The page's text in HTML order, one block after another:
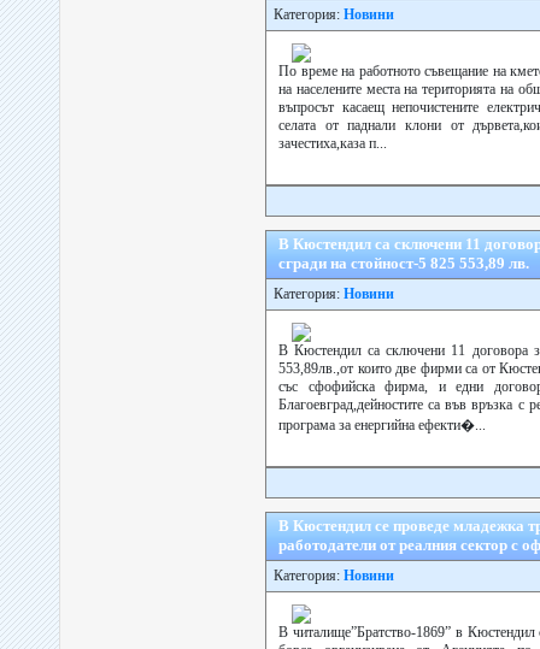
Категория: Новини
По време на работното съвещание на
на населените места на територията на
въпросът касаещ непочистените
селата от паднали клони от
зачестиха,каза п...
В Кюстендил са сключени 11
сгради на стойност-5 825 553,89 лв.
Категория: Новини
В Кюстендил са сключени 11 договора
553,89лв.,от които две фирми са от
със сфофийска фирма, и едни
Благоевград,дейностите са във връзка с
програма за енергийна ефекти�...
В Кюстендил се проведе младежка
работодатели от реалния сектор с
Категория: Новини
В читалище”Братство-1869” в